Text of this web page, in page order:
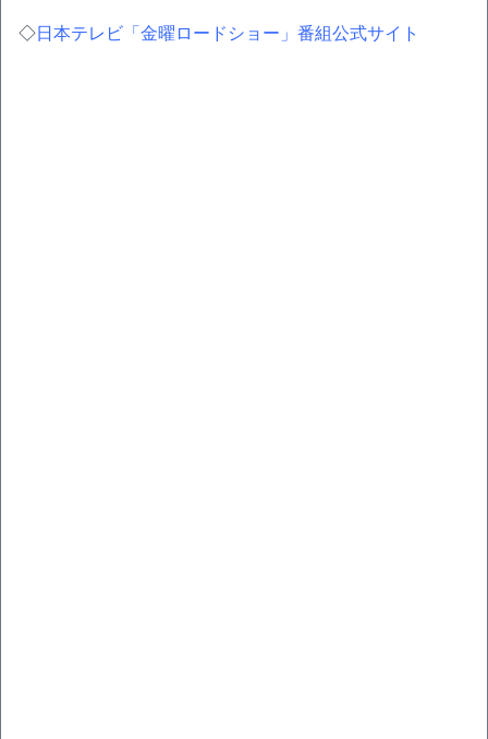
◇日本テレビ「金曜ロードショー」番組公式サイト